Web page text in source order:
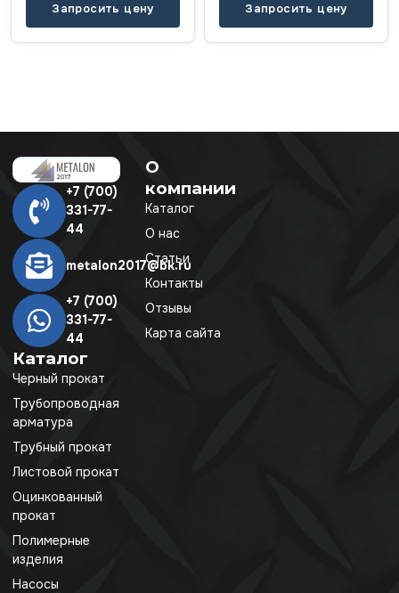
Запросить цену Запросить цену
+7 (700)
331-77-
44
metalon2017@bk.ru
+7 (700)
331-77-
44
Каталог
Черный прокат
Трубопроводная
арматура
Трубный прокат
Листовой прокат
Оцинкованный
прокат
Полимерные
изделия
Насосы
О
компании
Каталог
О нас
Статьи
Контакты
Отзывы
Карта сайта